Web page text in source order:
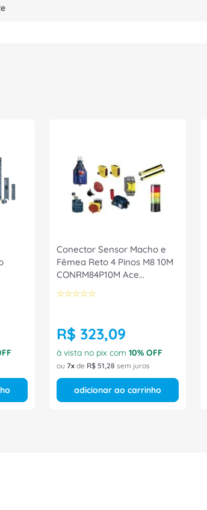
Conector Sensor Macho e
Fêmea Reto 4 Pinos M8 10M
CONRM84P10M Ace
Schmersal
☆☆☆☆☆
R$ 323,09
à vista no pix com 10% OFF
ou 7 de R$ 51,28 sem juros
adicionar ao carrinho